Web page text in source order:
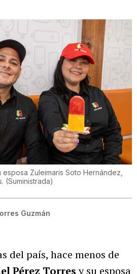
Zuleimaris Soto Hernández,
(Suministrada)
Guzmán
del país, hace menos de
Pérez Torresy su esposa